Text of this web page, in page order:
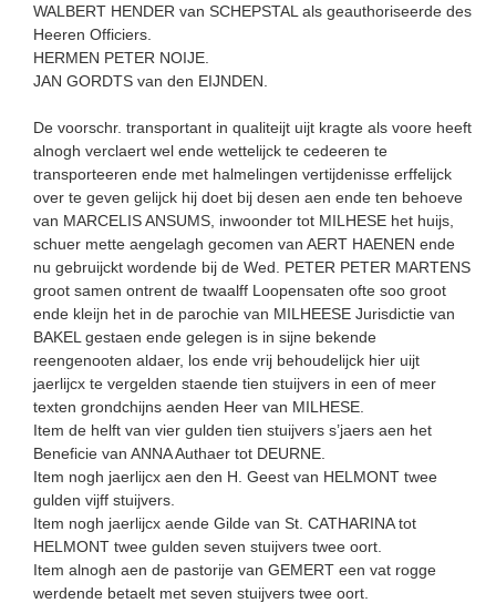
WALBERT HENDER van SCHEPSTAL als geauthoriseerde des
Heeren Officiers.
HERMEN PETER NOIJE.
JAN GORDTS van den EIJNDEN.
De voorschr. transportant in qualiteijt uijt kragte als voore heeft
alnogh verclaert wel ende wettelijck te cedeeren te
transporteeren ende met halmelingen vertijdenisse erffelijck
over te geven gelijck hij doet bij desen aen ende ten behoeve
van MARCELIS ANSUMS, inwoonder tot MILHESE het huijs,
schuer mette aengelagh gecomen van AERT HAENEN ende
nu gebruijckt wordende bij de Wed. PETER PETER MARTENS
groot samen ontrent de twaalff Loopensaten ofte soo groot
ende kleijn het in de parochie van MILHEESE Jurisdictie van
BAKEL gestaen ende gelegen is in sijne bekende
reengenooten aldaer, los ende vrij behoudelijck hier uijt
jaerlijcx te vergelden staende tien stuijvers in een of meer
texten grondchijns aenden Heer van MILHESE.
Item de helft van vier gulden tien stuijvers s’jaers aen het
Beneficie van ANNA Authaer tot DEURNE.
Item nogh jaerlijcx aen den H. Geest van HELMONT twee
gulden vijff stuijvers.
Item nogh jaerlijcx aende Gilde van St. CATHARINA tot
HELMONT twee gulden seven stuijvers twee oort.
Item alnogh aen de pastorije van GEMERT een vat rogge
werdende betaelt met seven stuijvers twee oort.